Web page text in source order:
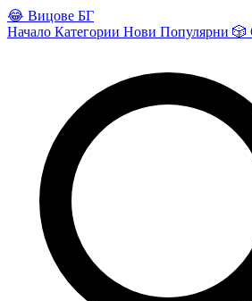
😂 Вицове БГ
Начало Категории Нови Популярни 🎲